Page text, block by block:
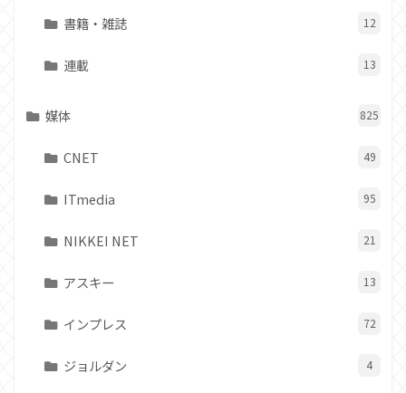
書籍・雑誌 12
連載 13
媒体 825
CNET 49
ITmedia 95
NIKKEI NET 21
アスキー 13
インプレス 72
ジョルダン 4